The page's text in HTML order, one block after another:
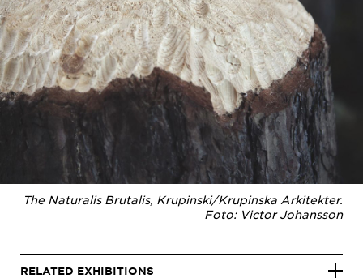
The Naturalis Brutalis, Krupinski/Krupinska Arkitekter.
Foto: Victor Johansson
RELATED EXHIBITIONS